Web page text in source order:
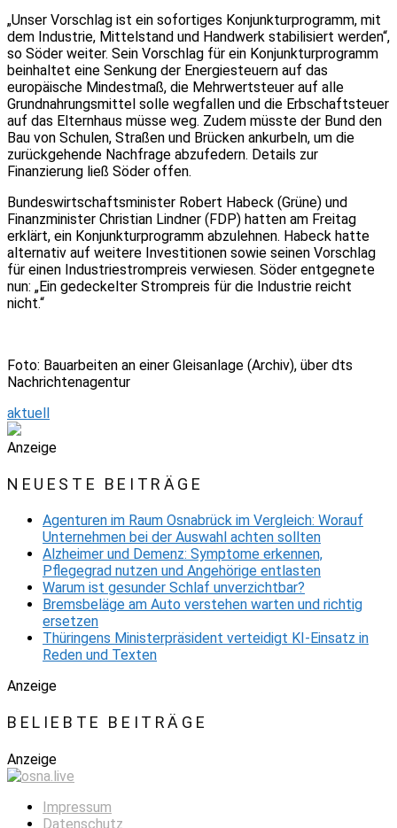
„Unser Vorschlag ist ein sofortiges Konjunkturprogramm, mit
dem Industrie, Mittelstand und Handwerk stabilisiert werden“,
so Söder weiter. Sein Vorschlag für ein Konjunkturprogramm
beinhaltet eine Senkung der Energiesteuern auf das
europäische Mindestmaß, die Mehrwertsteuer auf alle
Grundnahrungsmittel solle wegfallen und die Erbschaftsteuer
auf das Elternhaus müsse weg. Zudem müsste der Bund den
Bau von Schulen, Straßen und Brücken ankurbeln, um die
zurückgehende Nachfrage abzufedern. Details zur
Finanzierung ließ Söder offen.
Bundeswirtschaftsminister Robert Habeck (Grüne) und
Finanzminister Christian Lindner (FDP) hatten am Freitag
erklärt, ein Konjunkturprogramm abzulehnen. Habeck hatte
alternativ auf weitere Investitionen sowie seinen Vorschlag
für einen Industriestrompreis verwiesen. Söder entgegnete
nun: „Ein gedeckelter Strompreis für die Industrie reicht
nicht.“
Foto: Bauarbeiten an einer Gleisanlage (Archiv), über dts
Nachrichtenagentur
aktuell
Anzeige
NEUESTE BEITRÄGE
Agenturen im Raum Osnabrück im Vergleich: Worauf
Unternehmen bei der Auswahl achten sollten
Alzheimer und Demenz: Symptome erkennen,
Pflegegrad nutzen und Angehörige entlasten
Warum ist gesunder Schlaf unverzichtbar?
Bremsbeläge am Auto verstehen warten und richtig
ersetzen
Thüringens Ministerpräsident verteidigt KI-Einsatz in
Reden und Texten
Anzeige
BELIEBTE BEITRÄGE
Anzeige
Impressum
Datenschutz